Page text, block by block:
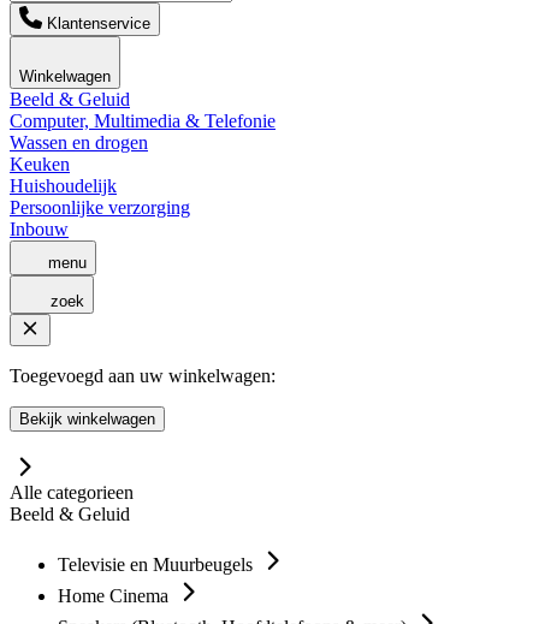
Klantenservice
Winkelwagen
Beeld & Geluid
Computer, Multimedia & Telefonie
Wassen en drogen
Keuken
Huishoudelijk
Persoonlijke verzorging
Inbouw
menu
zoek
Toegevoegd aan uw winkelwagen:
Bekijk winkelwagen
Alle categorieen
Beeld & Geluid
Televisie en Muurbeugels
Home Cinema